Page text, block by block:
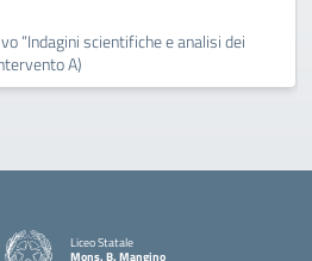
“Indagini scientifiche e analisi dei
A)
Liceo Statale
Mons. B. Mangino